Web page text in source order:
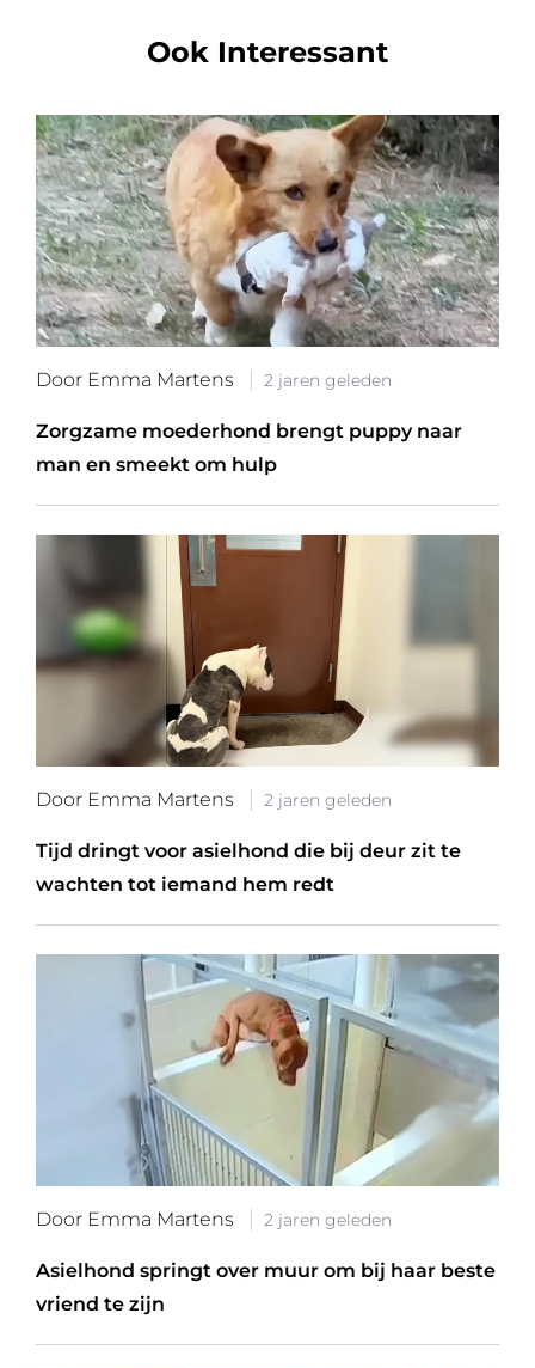
Ook Interessant
Door Emma Martens 2 jaren geleden
Zorgzame moederhond brengt puppy naar
man en smeekt om hulp
Door Emma Martens 2 jaren geleden
Tijd dringt voor asielhond die bij deur zit te
wachten tot iemand hem redt
Door Emma Martens 2 jaren geleden
Asielhond springt over muur om bij haar beste
vriend te zijn